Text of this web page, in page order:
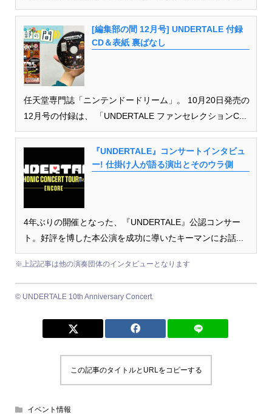
[編集部の間 12月号] UNDERTALE 付録
CD＆表紙 裏ばなし
任天堂専門誌「ニンテンドードリーム」。 10月20日発売の
12月号の付録は、 「UNDERTALE ファンセレクションC...
『UNDERTALE』コンサートインタビュ
ー! 仕掛け人が語る演出とそのウラ側
4年ぶりの開催となった、『UNDERTALE』公認コンサー
ト。好評を博した本公演を成功に導いたキーマンにお話...
※上記記事は他の演奏団体のインタビューとなります
© UNDERTALE 10th Anniversary Concert.
この記事のタイトルとURLをコピーする
イベント情報